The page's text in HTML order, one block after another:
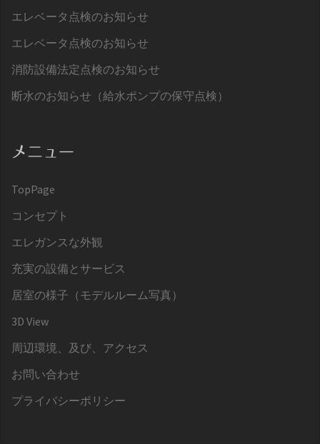
エレベータ点検のお知らせ
エレベータ点検のお知らせ
消防設備法定点検のお知らせ
断水のお知らせ（給水ポンプの保守点検）
メニュー
TopPage
コンセプト
エレガンスな外観
充実の設備とサービス
居室の様子（モデルルーム写真）
3D View
周辺環境、及び、アクセス
お問い合わせ
プライバシーポリシー